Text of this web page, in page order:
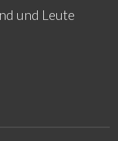
und Leute